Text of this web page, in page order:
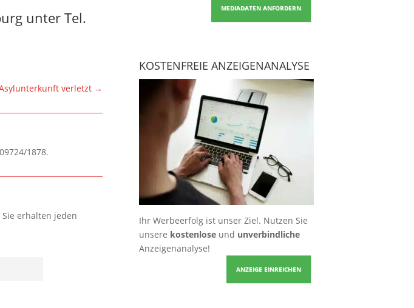
unter Tel.
verletzt →
1878.
erhalten jeden
MEDIADATEN ANFORDERN
KOSTENFREIE ANZEIGENANALYSE
Ihr Werbeerfolg ist unser Ziel. Nutzen Sie
unsere kostenloseund unverbindliche
Anzeigenanalyse!
ANZEIGE EINREICHEN